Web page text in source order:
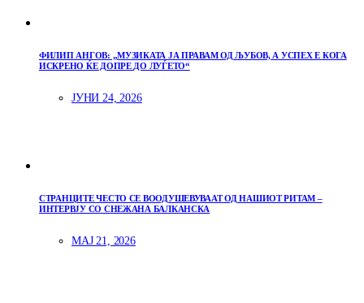
ФИЛИП АНГОВ: „МУЗИКАТА ЈА ПРАВАМ ОД ЉУБОВ, А УСПЕХ Е КОГА
ИСКРЕНО ЌЕ ДОПРЕ ДО ЛУЃЕТО“
ЈУНИ 24, 2026
СТРАНЦИТЕ ЧЕСТО СЕ ВООДУШЕВУВААТ ОД НАШИОТ РИТАМ –
ИНТЕРВЈУ СО СНЕЖАНА БАЛКАНСКА
МАЈ 21, 2026